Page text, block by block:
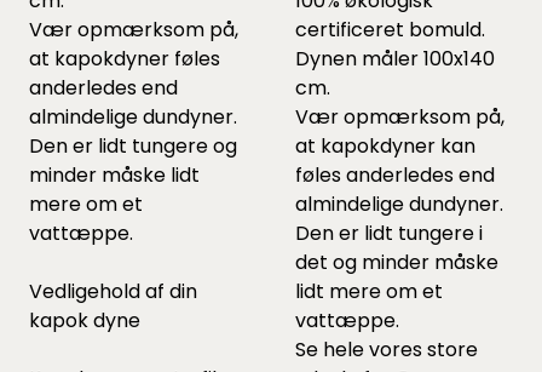
Vær opmærksom på,
at kapokdyner føles
anderledes end
almindelige dundyner.
Den er lidt tungere og
minder måske lidt
mere om et
vattæppe.
Vedligehold af din
kapok dyne
certificeret bomuld.
Dynen måler 100x140
cm.
Vær opmærksom på,
at kapokdyner kan
føles anderledes end
almindelige dundyner.
Den er lidt tungere i
det og minder måske
lidt mere om et
vattæppe.
Se hele vores store